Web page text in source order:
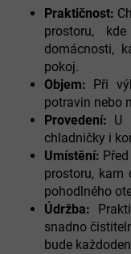
Praktičnost:
prostoru,
domácnosti,
pokoj.
Objem: Při
potravin nebo
Provedení: U
chladničky i
Umístění:
prostoru, kam
pohodlného
Údržba:
snadno
bude